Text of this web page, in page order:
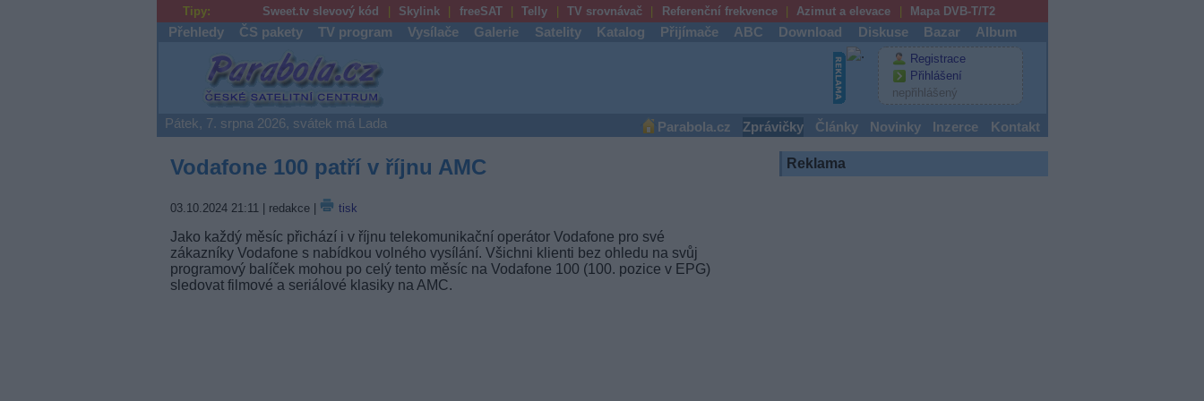
Tipy: Sweet.tv slevový kód Skylink freeSAT Telly TV srovnávač Referenční frekvence Azimut a elevace Mapa DVB-T/T2
Přehledy ČS pakety TV program Vysílače Galerie Satelity Katalog Přijímače ABC Download Diskuse Bazar Album
Parabola.cz
Registrace
Přihlášení
nepřihlášený
Pátek, 7. srpna 2026, svátek má Lada Parabola.cz Zprávičky Články Novinky Inzerce Kontakt
Vodafone 100 patří v říjnu AMC
03.10.2024 21:11 | redakce | tisk
Jako každý měsíc přichází i v říjnu telekomunikační operátor Vodafone pro své
zákazníky Vodafone s nabídkou volného vysílání. Všichni klienti bez ohledu na svůj
programový balíček mohou po celý tento měsíc na Vodafone 100 (100. pozice v EPG)
sledovat filmové a seriálové klasiky na AMC.
Reklama